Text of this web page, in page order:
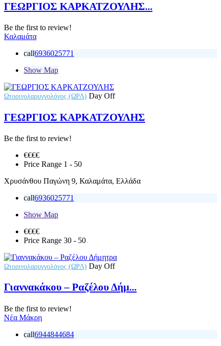
ΓΕΩΡΓΙΟΣ ΚΑΡΚΑΤΖΟΥΛΗΣ...
Be the first to review!
Καλαμάτα
call6936025771
Show Map
Ωτορινολαρυγγολόγος (ΩΡΛ) Day Off
ΓΕΩΡΓΙΟΣ ΚΑΡΚΑΤΖΟΥΛΗΣ
Be the first to review!
€€€€
Price Range 1 - 50
Χρυσάνθου Παγώνη 9, Καλαμάτα, Ελλάδα
call6936025771
Show Map
€€€€
Price Range 30 - 50
Ωτορινολαρυγγολόγος (ΩΡΛ) Day Off
Γιαννακάκου – Ραζέλου Δήμ...
Be the first to review!
Νέα Μάκρη
call6944844684